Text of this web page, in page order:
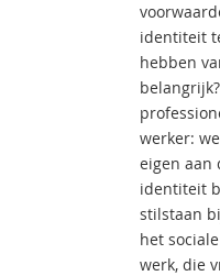
identiteit
hebben
werker:
eigen aan
identiteit
stilstaan
het
werk, die